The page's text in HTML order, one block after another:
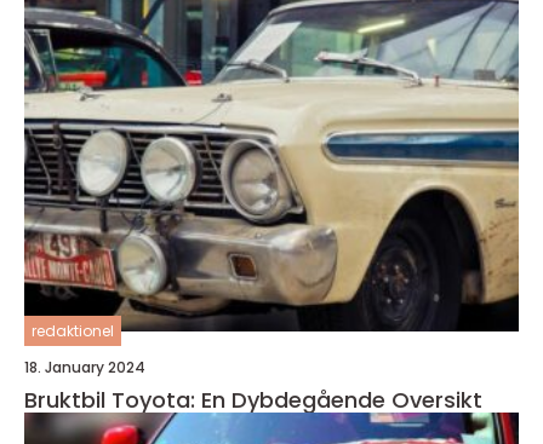
redaktionel
18. January 2024
Bruktbil Toyota: En Dybdegående Oversikt